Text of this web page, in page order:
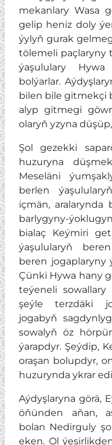
mekanlary Wasa
gelip heniz doly
ýylyň gurak
tölemeli paçlaryny
ýaşululary
bolýarlar.
bilen bile gitmekçi
alyp gitmegi
olaryň yzyna
Şol gezekki
huzuryna
Meseläni
berlen
içmän, aralarynda
barlygyny-
bialaç Keýmiri
ýaşulularyň
beren jogaplaryny
Çünki Hywa hany
teýeneli
şeýle terzdäki
jogabyň
sowalyň öz
ýarapdyr. Şeýdip,
oraşan bolupdyr,
huzurynda ykrar
Aýdyşlaryna görä,
öňünden aňan,
bolan Nedirguly
eken. Ol